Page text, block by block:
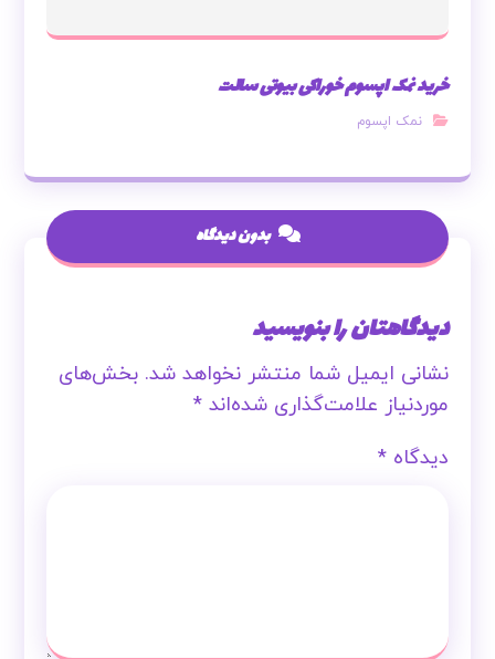
خرید نمک اپسوم خوراکی بیوتی سالت
نمک اپسوم
بدون دیدگاه
دیدگاهتان را بنویسید
نشانی ایمیل شما منتشر نخواهد شد. بخش‌های
موردنیاز علامت‌گذاری شده‌اند*
دیدگاه*